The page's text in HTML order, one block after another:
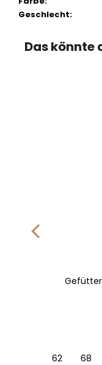
Geschlecht:
Das könnte
62 68